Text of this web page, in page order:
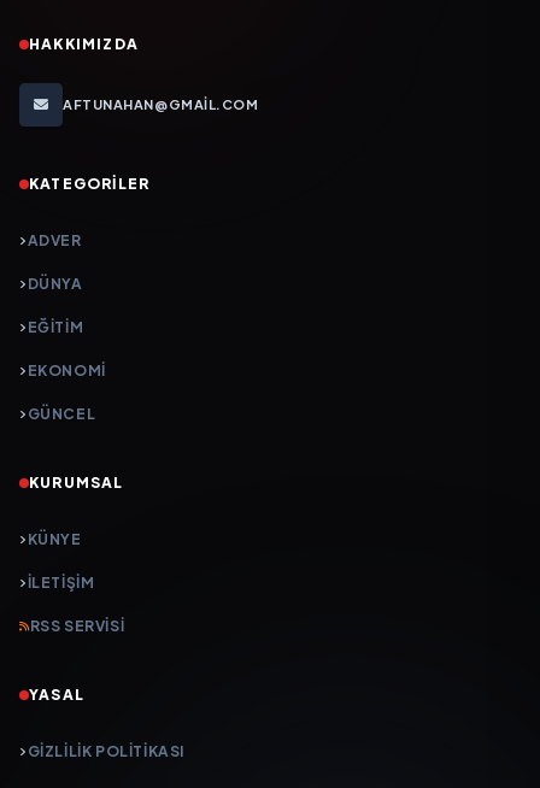
HAKKIMIZDA
AFTUNAHAN@GMAIL.COM
KATEGORILER
ADVER
DÜNYA
EĞİTİM
EKONOMİ
GÜNCEL
KURUMSAL
KÜNYE
İLETIŞIM
RSS SERVISI
YASAL
GIZLILIK POLITIKASI